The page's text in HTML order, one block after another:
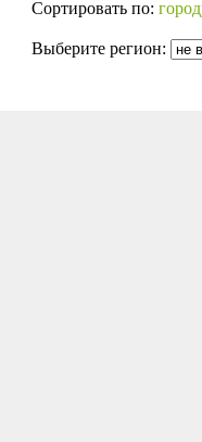
Сортировать по:
Выберите регион: